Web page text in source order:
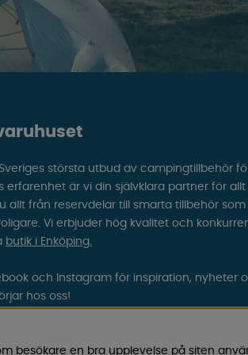
största utbud av campingtillbehör
erfarenhet är vi din självklara partner för
allt från reservdelar till smarta tillbehör
Vi erbjuder hög kvalitet och
butik i Enköping.
och Instagram för inspiration, nyheter
hos oss!
besökare en bra upplevelse på siten